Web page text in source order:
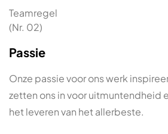
Teamregel
(Nr. 02)
Passie
Onze passie voor ons werk
zetten ons in voor uitmuntendheid
het leveren van het allerbeste.